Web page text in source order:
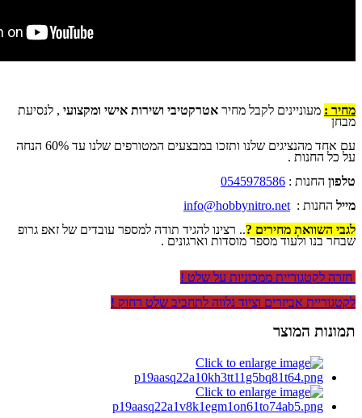
מחיר : מעוניינים לקבל מחיר אטרקטיבי ושירות אישי ומקצועי , לנסיעת
מבחן
עם אחד מהנציגים שלנו ותזכו במבצעים המטורפים שלנו עד 60% הנחה
על כל החנות .
טלפון החנות : 0545978586
מייל החנות : info@hobbynitro.net
לגבי השוואת מחירים ?.. רצינו להגיד תודה למספר עובדים של זאפ גרופ
שבחר בנו ולעוד מספר מוסדות וארגונים .
חזרה לקטגוריית ממכוניות על שלט !
לקטגוריית אביזרים וציוד נלווה לתחביב שלט רחוק !
תמונות המוצר